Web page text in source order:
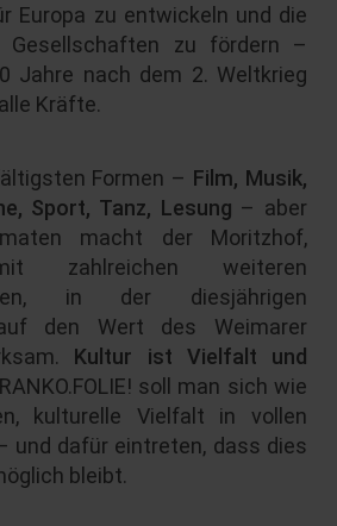
Europa zu entwickeln und die
Gesellschaften zu fördern –
Jahre nach dem 2. Weltkrieg
Kräfte.
Formen – Film, Musik,
Sport, Tanz, Lesung – aber
macht der Moritzhof,
zahlreichen weiteren
in der diesjährigen
auf den Wert des Weimarer
Kultur ist Vielfalt und
soll man sich wie
kulturelle Vielfalt in vollen
und dafür eintreten, dass dies
bleibt.